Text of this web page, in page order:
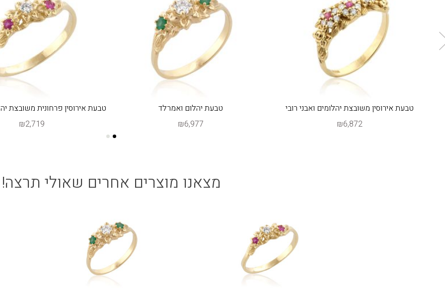
טבעת אירוסין משובצת יהלומים ואבני רובי
₪6,872
טבעת יהלום ואמרלד
₪6,977
טבעת אירוסין פרחונית משובצת
₪2,719
מצאנו מוצרים אחרים שאולי תרצה!